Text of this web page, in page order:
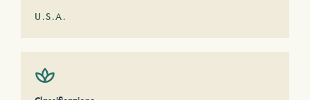
U.S.A.